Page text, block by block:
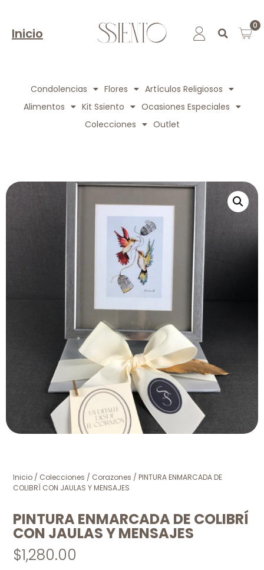
Inicio
0
Condolencias Flores
Artículos Religiosos
Alimentos
Kit Ssiento
Ocasiones Especiales
Colecciones
Outlet
Inicio / Colecciones / Corazones / PINTURA ENMARCADA DE
COLIBRÍ CON JAULAS Y MENSAJES
PINTURA ENMARCADA DE COLIBRÍ
CON JAULAS Y MENSAJES
$1,280.00